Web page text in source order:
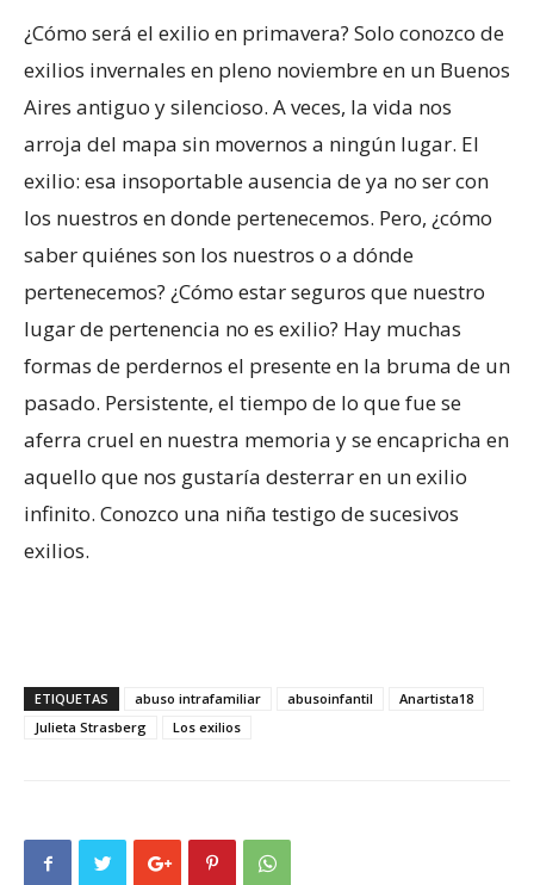
¿Cómo será el exilio en primavera? Solo conozco de
exilios invernales en pleno noviembre en un Buenos
Aires antiguo y silencioso. A veces, la vida nos
arroja del mapa sin movernos a ningún lugar. El
exilio: esa insoportable ausencia de ya no ser con
los nuestros en donde pertenecemos. Pero, ¿cómo
saber quiénes son los nuestros o a dónde
pertenecemos? ¿Cómo estar seguros que nuestro
lugar de pertenencia no es exilio? Hay muchas
formas de perdernos el presente en la bruma de un
pasado. Persistente, el tiempo de lo que fue se
aferra cruel en nuestra memoria y se encapricha en
aquello que nos gustaría desterrar en un exilio
infinito. Conozco una niña testigo de sucesivos
exilios.
ETIQUETAS abuso intrafamiliar abusoinfantil
Anartista18
Julieta Strasberg
Los exilios